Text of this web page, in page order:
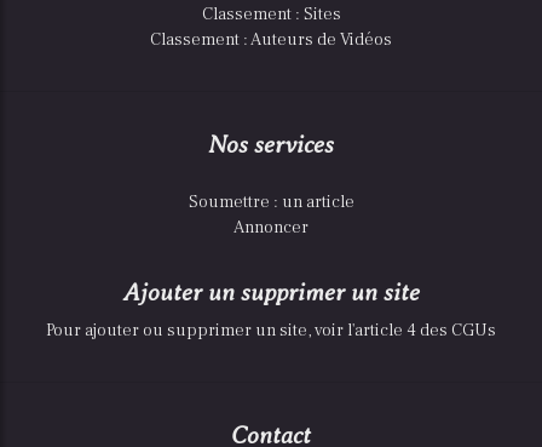
Classement : Sites
Classement : Auteurs de Vidéos
Nos services
Soumettre : un article
Annoncer
Ajouter un supprimer un site
Pour ajouter ou supprimer un site, voir l'article 4 des CGUs
Contact